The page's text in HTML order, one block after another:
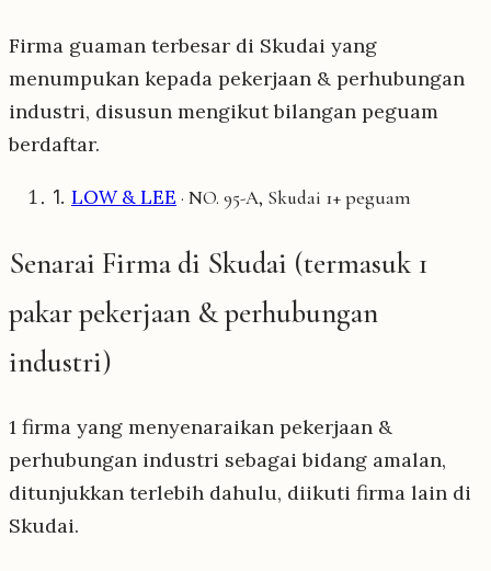
Firma guaman terbesar di Skudai yang
menumpukan kepada pekerjaan & perhubungan
industri, disusun mengikut bilangan peguam
berdaftar.
1. LOW & LEE · NO. 95-A, Skudai 1+ peguam
Senarai Firma di Skudai (termasuk 1
pakar pekerjaan & perhubungan
industri)
1 firma yang menyenaraikan pekerjaan &
perhubungan industri sebagai bidang amalan,
ditunjukkan terlebih dahulu, diikuti firma lain di
Skudai.